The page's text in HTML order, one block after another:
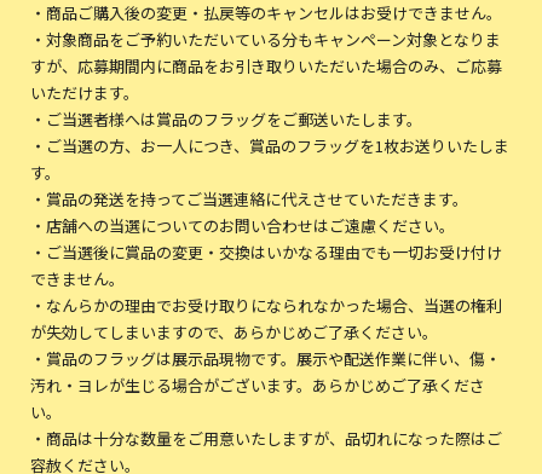
・商品ご購入後の変更・払戻等のキャンセルはお受けできません。
・対象商品をご予約いただいている分もキャンペーン対象となりま
すが、応募期間内に商品をお引き取りいただいた場合のみ、ご応募
いただけます。
・ご当選者様へは賞品のフラッグをご郵送いたします。
・ご当選の方、お一人につき、賞品のフラッグを1枚お送りいたしま
す。
・賞品の発送を持ってご当選連絡に代えさせていただきます。
・店舗への当選についてのお問い合わせはご遠慮ください。
・ご当選後に賞品の変更・交換はいかなる理由でも一切お受け付け
できません。
・なんらかの理由でお受け取りになられなかった場合、当選の権利
が失効してしまいますので、あらかじめご了承ください。
・賞品のフラッグは展示品現物です。展示や配送作業に伴い、傷・
汚れ・ヨレが生じる場合がございます。あらかじめご了承くださ
い。
・商品は十分な数量をご用意いたしますが、品切れになった際はご
容赦ください。